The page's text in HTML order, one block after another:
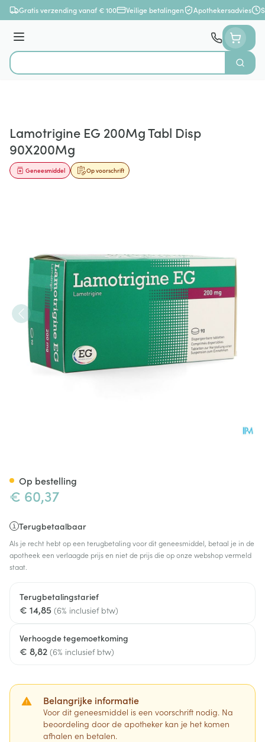
Ga naar de inhoud
Gratis verzending vanaf € 100 Veilige betalingen Apothekersadvies
Menu
Product, merk, categorie...
Zoek
Lamotrigine EG 200Mg Tabl Disp
90X200Mg
Op voorschrift
Geneesmiddel
€ 60,37
Terugbetaalbaar
Als je recht hebt op een terugbetaling voor dit geneesmiddel, betaal je in de
apotheek een verlaagde prijs en niet de prijs die op onze webshop vermeld
staat.
Terugbetalingstarief
€ 14,85 (6% inclusief btw)
Verhoogde tegemoetkoming
€ 8,82 (6% inclusief btw)
Belangrijke informatie
Voor dit geneesmiddel is een voorschrift nodig. Na
beoordeling door de apotheker kan je het komen
afhalen en betalen.
Op bestelling